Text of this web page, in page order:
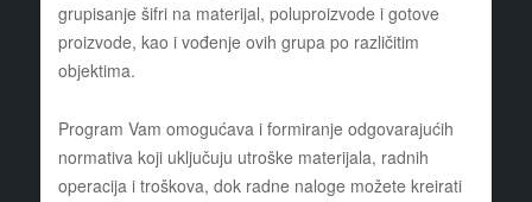
grupisanje šifri na materijal, poluproizvode i gotove
proizvode, kao i vođenje ovih grupa po različitim
objektima.
Program Vam omogućava i formiranje odgovarajućih
normativa koji uključuju utroške materijala, radnih
operacija i troškova, dok radne naloge možete kreirati